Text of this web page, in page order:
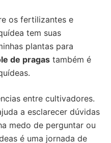
os fertilizantes e
tem suas
plantas para
de pragas também é
entre cultivadores.
a esclarecer dúvidas
medo de perguntar ou
é uma jornada de